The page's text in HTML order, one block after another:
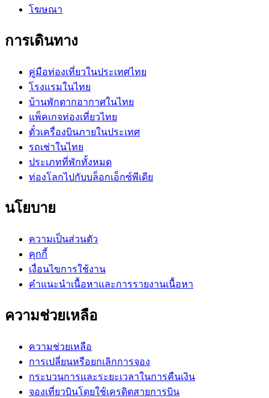
โฆษณา
การเดินทาง
คู่มือท่องเที่ยวในประเทศไทย
โรงแรมในไทย
บ้านพักตากอากาศในไทย
แพ็คเกจท่องเที่ยวไทย
ตั๋วเครื่องบินภายในประเทศ
รถเช่าในไทย
ประเภทที่พักทั้งหมด
ท่องโลกไปกับบล็อกเอ็กซ์พีเดีย
นโยบาย
ความเป็นส่วนตัว
คุกกี้
เงื่อนไขการใช้งาน
คำแนะนำเนื้อหาและการรายงานเนื้อหา
ความช่วยเหลือ
ความช่วยเหลือ
การเปลี่ยนหรือยกเลิกการจอง
กระบวนการและระยะเวลาในการคืนเงิน
จองเที่ยวบินโดยใช้เครดิตสายการบิน